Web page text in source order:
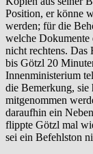
Position, er könne
werden; für die
welche Dokumente
nicht rechtens. Das
bis Götzl 20
Innenministerium
die Bemerkung, sie
mitgenommen
daraufhin ein
flippte Götzl mal
sei ein Befehlston